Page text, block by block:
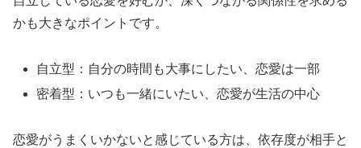
かも大きなポイントです。
自立型：自分の時間も大事にしたい、恋愛は一部
密着型：いつも一緒にいたい、恋愛が生活の中心
恋愛がうまくいかないと感じている方は、依存度が相手と